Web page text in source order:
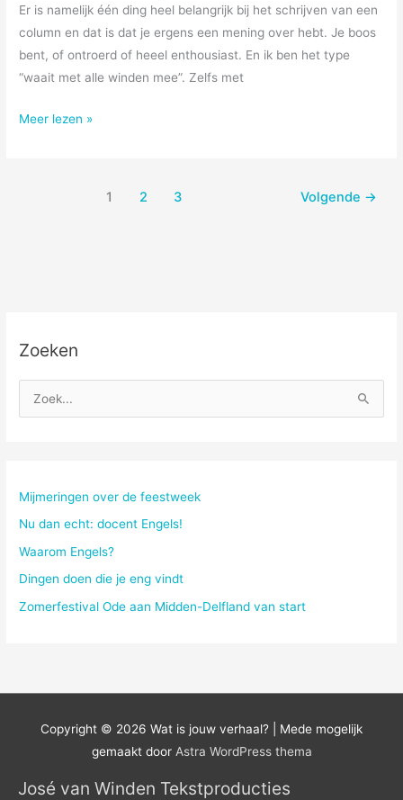
Er is namelijk één ding heel belangrijk bij het schrijven van een
column en dat is dat je ergens een mening over hebt. Je boos
bent, of ontroerd of heeel enthousiast. En ik ben het type
“waait met alle winden mee”. Zelfs met
ruggengraat
Meer lezen »
1 2 3 Volgende →
Zoeken
o
r
:
Mijmeringen over de feestweek
Nu dan echt: docent Engels!
Waarom Engels?
Dingen doen die je eng vindt
Zomerfestival Ode aan Midden-Delfland van start
Copyright © 2026 Wat is jouw verhaal? | Mede mogelijk
gemaakt door Astra WordPress thema
José van Winden Tekstproducties